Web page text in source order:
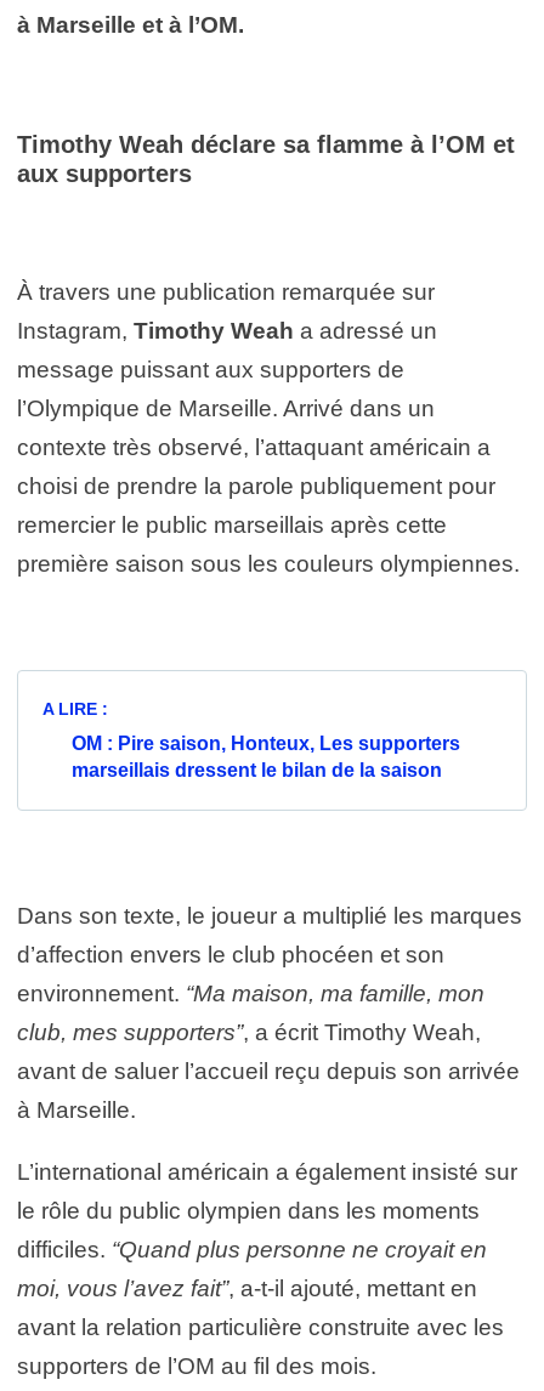
à Marseille et à l’OM.
Timothy Weah déclare sa flamme à l’OM et
aux supporters
À travers une publication remarquée sur
Instagram, Timothy Weah a adressé un
message puissant aux supporters de
l’Olympique de Marseille. Arrivé dans un
contexte très observé, l’attaquant américain a
choisi de prendre la parole publiquement pour
remercier le public marseillais après cette
première saison sous les couleurs olympiennes.
A LIRE :
OM : Pire saison, Honteux, Les supporters
marseillais dressent le bilan de la saison
Dans son texte, le joueur a multiplié les marques
d’affection envers le club phocéen et son
environnement. “Ma maison, ma famille, mon
club, mes supporters”, a écrit Timothy Weah,
avant de saluer l’accueil reçu depuis son arrivée
à Marseille.
L’international américain a également insisté sur
le rôle du public olympien dans les moments
difficiles. “Quand plus personne ne croyait en
moi, vous l’avez fait”, a-t-il ajouté, mettant en
avant la relation particulière construite avec les
supporters de l’OM au fil des mois.